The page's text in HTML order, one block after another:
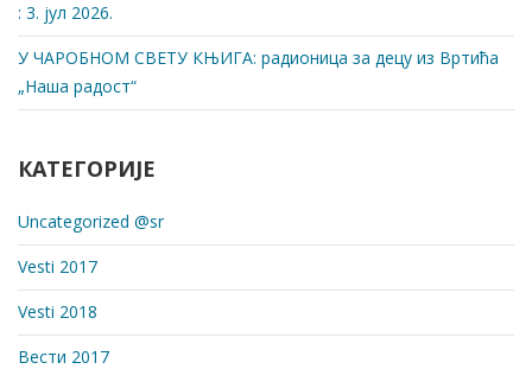
: 3. јул 2026.
У ЧАРОБНОМ СВЕТУ КЊИГА: радионица за децу из Вртића
„Наша радост“
КАТЕГОРИЈЕ
Uncategorized @sr
Vesti 2017
Vesti 2018
Вести 2017